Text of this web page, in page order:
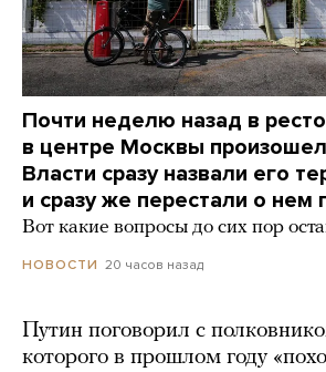
Почти неделю назад в
в центре Москвы
Власти сразу назвали его
и сразу же перестали о нем
Вот какие вопросы до сих пор
НОВОСТИ 20 часов назад
Путин поговорил с
которого в прошлом году